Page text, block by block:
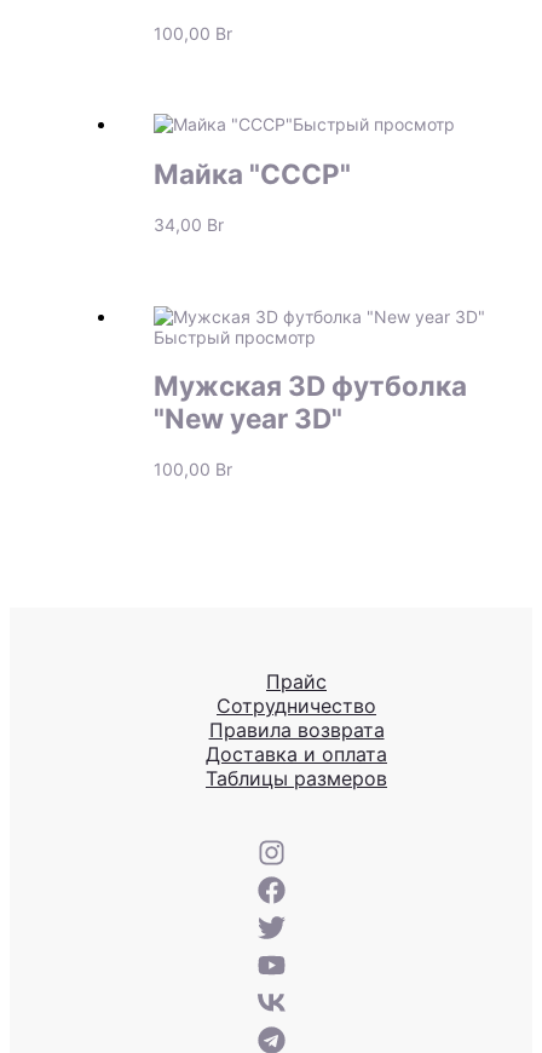
100,00 Br
Быстрый просмотр
Майка "СССР"
34,00 Br
Быстрый просмотр
Мужская 3D футболка
"New year 3D"
100,00 Br
Прайс
Сотрудничество
Правила возврата
Доставка и оплата
Таблицы размеров